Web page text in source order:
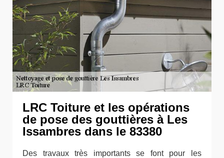
LRC Toiture et les opérations
de pose des gouttières à Les
Issambres dans le 83380
Des travaux très importants se font pour les